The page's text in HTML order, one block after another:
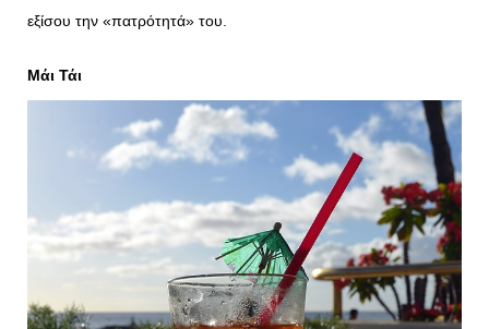
εξίσου την «πατρότητά» του.
Μάι Τάι